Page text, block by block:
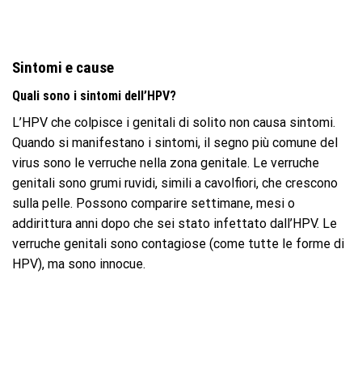
Sintomi e cause
Quali sono i sintomi dell’HPV?
L’HPV che colpisce i genitali di solito non causa sintomi.
Quando si manifestano i sintomi, il segno più comune del
virus sono le verruche nella zona genitale. Le verruche
genitali sono grumi ruvidi, simili a cavolfiori, che crescono
sulla pelle. Possono comparire settimane, mesi o
addirittura anni dopo che sei stato infettato dall’HPV. Le
verruche genitali sono contagiose (come tutte le forme di
HPV), ma sono innocue.